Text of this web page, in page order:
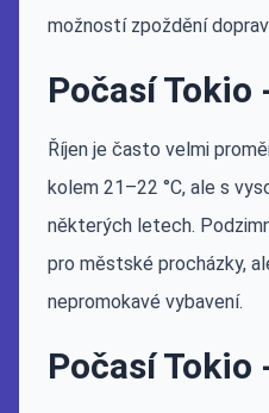
možností zpoždění
Počasí Tokio
Říjen je často velmi
kolem 21–22 °C, ale s
některých letech.
pro městské procházky,
nepromokavé vybavení.
Počasí Tokio